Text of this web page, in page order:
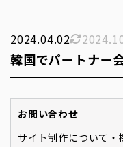
2024.04.02
韓国でパートナー
お問い合わせ
サイト制作について